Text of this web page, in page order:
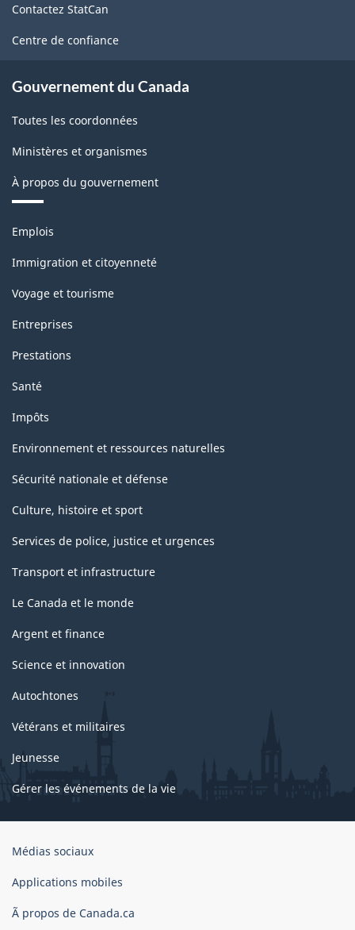
ce
site
Contactez StatCan
Centre de confiance
Gouvernement du Canada
Toutes les coordonnées
Ministères et organismes
À propos du gouvernement
Thèmes
sujets
Emplois
Immigration et citoyenneté
Voyage et tourisme
Entreprises
Prestations
Santé
Impôts
Environnement et ressources naturelles
Sécurité nationale et défense
Culture, histoire et sport
Services de police, justice et urgences
Transport et infrastructure
Le Canada et le monde
Argent et finance
Science et innovation
Autochtones
Vétérans et militaires
Jeunesse
Gérer les événements de la vie
Organisation
gouvernement
Canada
Médias sociaux
Applications mobiles
Ã propos de Canada.ca